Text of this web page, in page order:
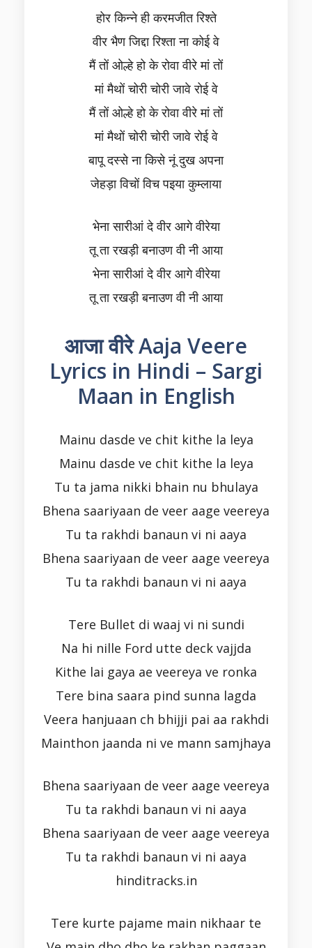
होर किन्ने ही करमजीत रिश्ते
वीर भैण जिद्दा रिश्ता ना कोई वे
मैं तों ओल्हे हो के रोवा वीरे मां तों
मां मैथों चोरी चोरी जावे रोई वे
मैं तों ओल्हे हो के रोवा वीरे मां तों
मां मैथों चोरी चोरी जावे रोई वे
बापू दस्से ना किसे नूं दुख अपना
जेहड़ा विचों विच पइया कुम्लाया
भेना सारीआं दे वीर आगे वीरेया
तू ता रखड़ी बनाउण वी नी आया
भेना सारीआं दे वीर आगे वीरेया
तू ता रखड़ी बनाउण वी नी आया
आजा वीरे Aaja Veere
Lyrics in Hindi – Sargi
Maan in English
Mainu dasde ve chit kithe la leya
Mainu dasde ve chit kithe la leya
Tu ta jama nikki bhain nu bhulaya
Bhena saariyaan de veer aage veereya
Tu ta rakhdi banaun vi ni aaya
Bhena saariyaan de veer aage veereya
Tu ta rakhdi banaun vi ni aaya
Tere Bullet di waaj vi ni sundi
Na hi nille Ford utte deck vajjda
Kithe lai gaya ae veereya ve ronka
Tere bina saara pind sunna lagda
Veera hanjuaan ch bhijji pai aa rakhdi
Mainthon jaanda ni ve mann samjhaya
Bhena saariyaan de veer aage veereya
Tu ta rakhdi banaun vi ni aaya
Bhena saariyaan de veer aage veereya
Tu ta rakhdi banaun vi ni aaya
hinditracks.in
Tere kurte pajame main nikhaar te